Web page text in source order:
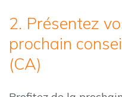
2. Présentez
prochain
(CA)